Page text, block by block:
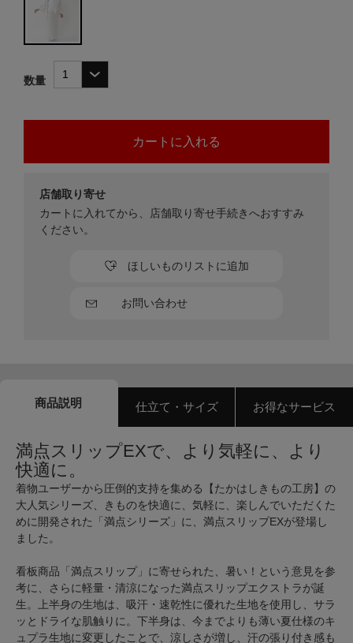
数量
お問い合わせ
ほしいものリストに追加
店舗取り寄せ
カートに入れてから、店舗取り寄せ手続きへおすすみ
ください。
商品説明 仕立て・サイズ お得なサービス
満点スリップEXで、より気軽に、より
快適に。
着物ユーザーから圧倒的支持を集める【たかはしきもの工房】の
大人気シリーズ、きものを快適に、気軽に、楽しんでいただくた
めに開発された「満点シリーズ」に、満点スリップEXが登場し
ました。
看板商品「満点スリップ」に寄せられた、暑い！という意見を参
考に、さらに軽量・清涼になった満点スリップエクストラが誕
生。上半身の生地は、吸汗・速乾性に優れた生地を使用し、サラ
ッとドライな肌触りに。下半身は、今までよりも薄い夏仕様のキ
ュプラ生地に変更したことで、涼しさが増し、汗の張り付き感も